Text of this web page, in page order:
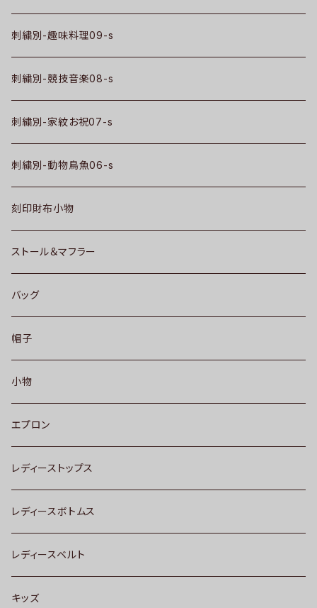
刺繍別-趣味料理09-s
刺繍別-競技音楽08-s
刺繍別-家紋お祝07-s
刺繍別-動物鳥魚06-s
刻印財布小物
ストール＆マフラー
バッグ
帽子
小物
エプロン
レディーストップス
レディースボトムス
レディースベルト
キッズ